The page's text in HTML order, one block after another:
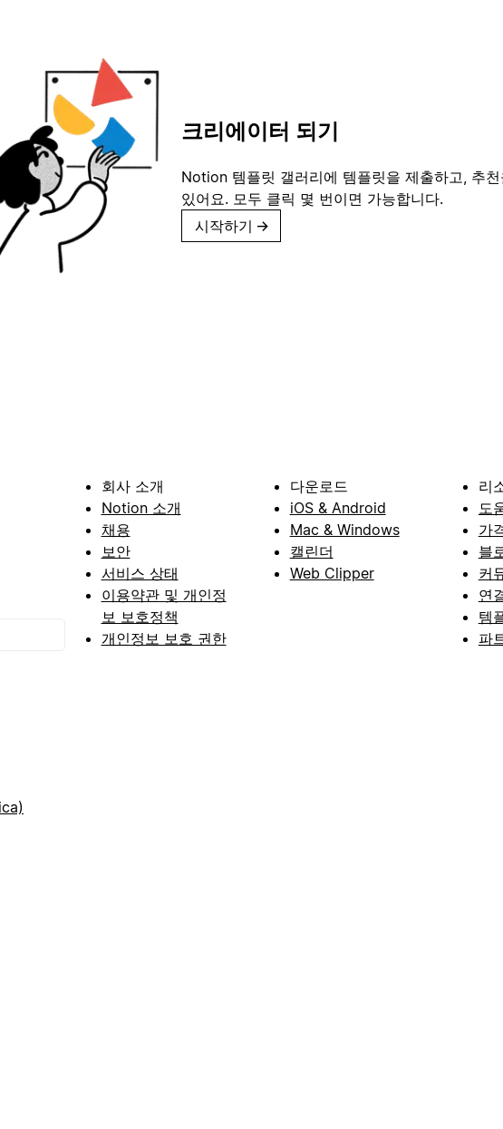
크리에이터 되기
Notion 템플릿 갤러리에 템플릿을 제출하고, 추
있어요. 모두 클릭 몇 번이면 가능합니다.
시작하기 →
회사 소개
Notion 소개
채용
보안
서비스 상태
이용약관 및 개인정
보 보호정책
개인정보 보호 권한
다운로드
iOS & Android
Mac & Windows
캘린더
Web Clipper
리
도
가
블
커
연
템
파